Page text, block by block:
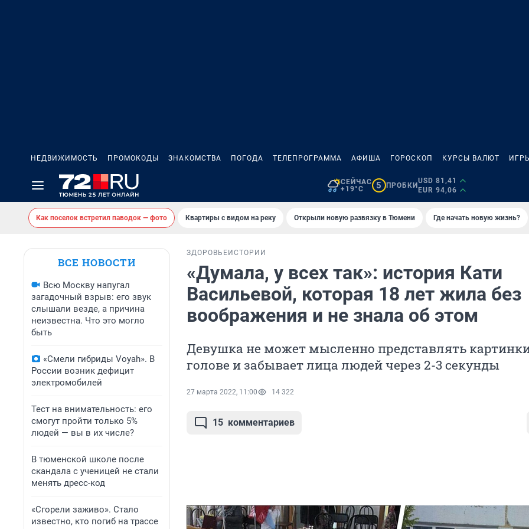
НЕДВИЖИМОСТЬ ПРОМОКОДЫ ЗНАКОМСТВА ПОГОДА ТЕЛЕПРОГРАММА АФИША ГОРОСКОП КУРСЫ ВАЛЮТ
СЕЙЧАС
+19°C
5 ПРОБКИ
USD 81,41
EUR 94,06
Как поселок встретил паводок — фото Квартиры с видом на реку Открыли новую развязку в Тюмени Где начать новую жизнь?
ВСЕ НОВОСТИ
Всю Москву напугал
загадочный взрыв: его звук
слышали везде, а причина
неизвестна. Что это могло
быть
«Смели гибриды Voyah». В
России возник дефицит
электромобилей
Тест на внимательность: его
смогут пройти только 5%
людей — вы в их числе?
В тюменской школе после
скандала с ученицей не стали
менять дресс-код
«Сгорели заживо». Стало
известно, кто погиб на трассе
ЗДОРОВЬЕ ИСТОРИИ
«Думала, у всех так»: история Кати
Васильевой, которая 18 лет жила без
воображения и не знала об этом
Девушка не может мысленно представлять
голове и забывает лица людей через 2-3 секунды
27 марта 2022, 11:00 14 322
15 комментариев